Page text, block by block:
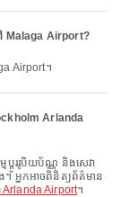
Malaga Airport?
Airport។
Arlanda
។ អ្នកអាចពិនិត្យព័ត៌មាន
Arlanda Airport។